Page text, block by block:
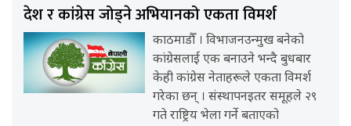
देश र कांग्रेस जोड्ने अभियानको एकता विमर्श
काठमाडौँ । विभाजनउन्मुख बनेको
कांग्रेसलाई एक बनाउने भन्दै बुधबार
केही कांग्रेस नेताहरूले एकता विमर्श
गरेका छन् । संस्थापनइतर समूहले २९
गते राष्ट्रिय भेला गर्ने बताएको